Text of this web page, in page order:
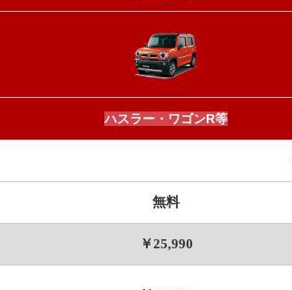
ハスラー・ワゴンR等
無料
￥25,990